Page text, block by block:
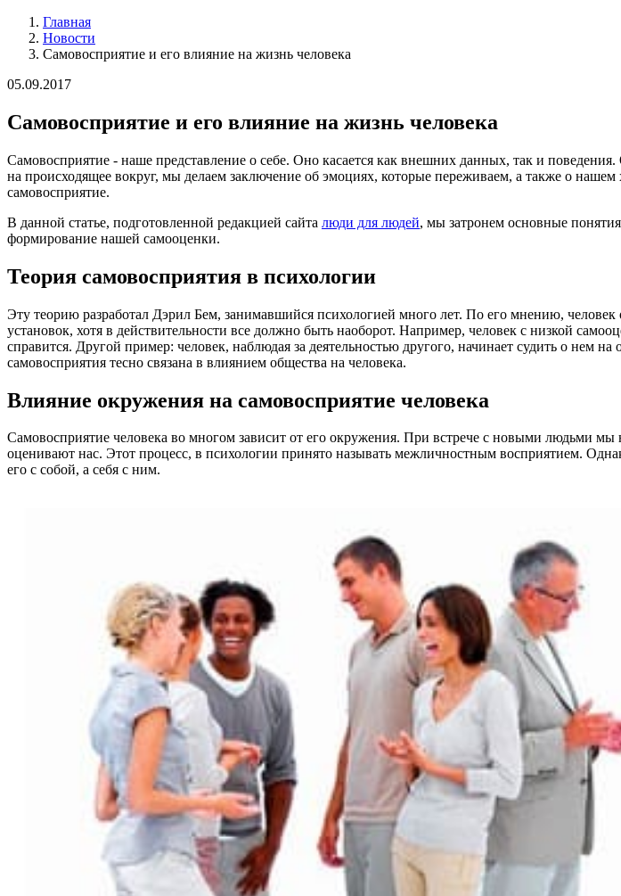
Главная
Новости
Самовосприятие и его влияние на жизнь человека
05.09.2017
Самовосприятие и его влияние на жизнь человека
Самовосприятие - наше представление о себе. Оно касается как внешних данных, так и
на происходящее вокруг, мы делаем заключение об эмоциях, которые переживаем, а также о
самовосприятие.
В данной статье, подготовленной редакцией сайта люди для людей, мы затронем основные
формирование нашей самооценки.
Теория самовосприятия в психологии
Эту теорию разработал Дэрил Бем, занимавшийся психологией много лет. По его мнению,
установок, хотя в действительности все должно быть наоборот. Например, человек с низкой
справится. Другой пример: человек, наблюдая за деятельностью другого, начинает судить о нем
самовосприятия тесно связана в влиянием общества на человека.
Влияние окружения на самовосприятие человека
Самовосприятие человека во многом зависит от его окружения. При встрече с новыми людьми
оценивают нас. Этот процесс, в психологии принято называть межличностным восприятием.
его с собой, а себя с ним.